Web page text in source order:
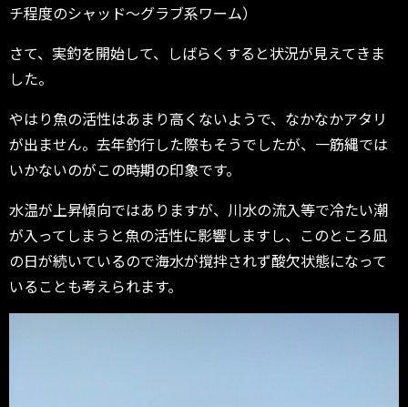
チ程度のシャッド〜グラブ系ワーム）
さて、実釣を開始して、しばらくすると状況が見えてきま
した。
やはり魚の活性はあまり高くないようで、なかなかアタリ
が出ません。去年釣行した際もそうでしたが、一筋縄では
いかないのがこの時期の印象です。
水温が上昇傾向ではありますが、川水の流入等で冷たい潮
が入ってしまうと魚の活性に影響しますし、このところ凪
の日が続いているので海水が撹拌されず酸欠状態になって
いることも考えられます。